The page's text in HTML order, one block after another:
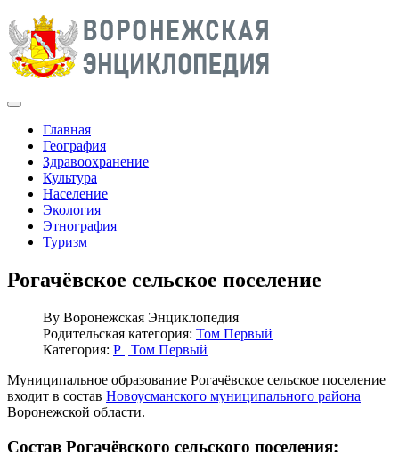
Главная
География
Здравоохранение
Культура
Население
Экология
Этнография
Туризм
Рогачёвское сельское поселение
By Воронежская Энциклопедия
Родительская категория: Том Первый
Категория: Р | Том Первый
Муниципальное образование Рогачёвское сельское поселение
входит в состав Новоусманского муниципального района
Воронежской области.
Состав Рогачёвского сельского поселения: